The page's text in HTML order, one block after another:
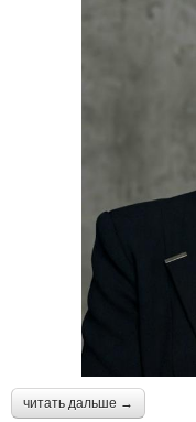
читать дальше →